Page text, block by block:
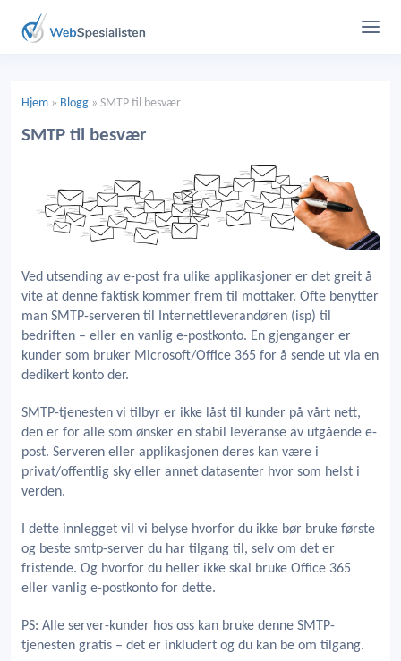
Hjem » Blogg » SMTP til besvær
SMTP til besvær
Ved utsending av e-post fra ulike applikasjoner er det greit å
vite at denne faktisk kommer frem til mottaker. Ofte benytter
man SMTP-serveren til Internettleverandøren (isp) til
bedriften – eller en vanlig e-postkonto. En gjenganger er
kunder som bruker Microsoft/Office 365 for å sende ut via en
dedikert konto der.
SMTP-tjenesten vi tilbyr er ikke låst til kunder på vårt nett,
den er for alle som ønsker en stabil leveranse av utgående e-
post. Serveren eller applikasjonen deres kan være i
privat/offentlig sky eller annet datasenter hvor som helst i
verden.
I dette innlegget vil vi belyse hvorfor du ikke bør bruke første
og beste smtp-server du har tilgang til, selv om det er
fristende. Og hvorfor du heller ikke skal bruke Office 365
eller vanlig e-postkonto for dette.
PS: Alle server-kunder hos oss kan bruke denne SMTP-
tjenesten gratis – det er inkludert og du kan be om tilgang.